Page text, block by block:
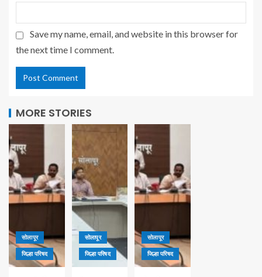
Save my name, email, and website in this browser for
the next time I comment.
MORE STORIES
सोलापूर
जिल्हा परिषद
सोलापूर
जिल्हा परिषद
सोलापूर
जिल्हा परिषद